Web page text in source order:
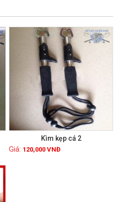
Kìm kẹp cá 2
120,000 VNĐ